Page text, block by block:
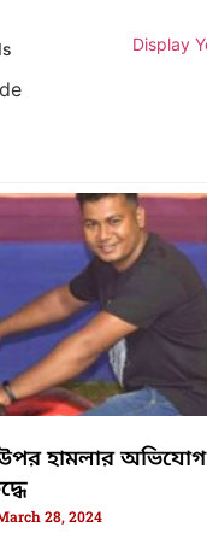
Display
হামলার
28, 2024